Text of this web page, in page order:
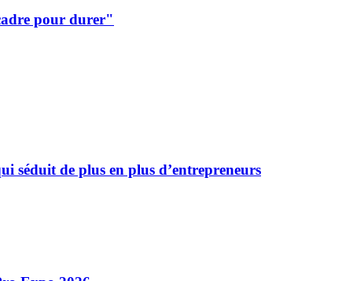
pour durer"
séduit de plus en plus d’entrepreneurs